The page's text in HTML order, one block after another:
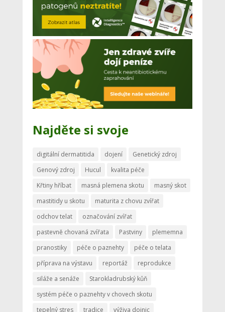
Najděte si svoje
digitální dermatitida dojení
Genetický zdroj
Genový zdroj
Hucul
kvalita péče
Křtiny hříbat
masná plemena skotu
masný skot
mastitidy u skotu
maturita z chovu zvířat
odchov telat
označování zvířat
pastevně chovaná zvířata
Pastviny
plememna
pranostiky
péče o paznehty
péče o telata
příprava na výstavu
reportáž
reprodukce
siláže a senáže
Starokladrubský kůň
systém péče o paznehty v chovech skotu
tepelný stres
tradice výživa dojnic